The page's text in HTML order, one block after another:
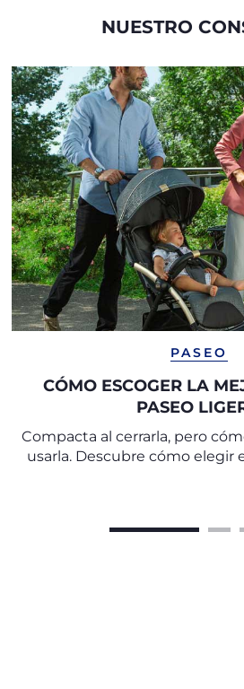
NUESTRO
PASEO
CÓMO ESCOGER LA
PASEO
Compacta al cerrarla, pero
usarla. Descubre cómo elegir